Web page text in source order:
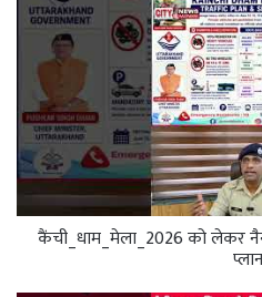
कैंची_धाम_मेला_2026 को लेकर